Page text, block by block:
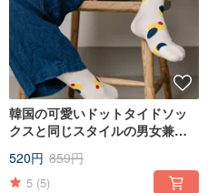
韓国の可愛いドットタイドソッ
クスと同じスタイルの男女兼用
520円 859円
5 (5)